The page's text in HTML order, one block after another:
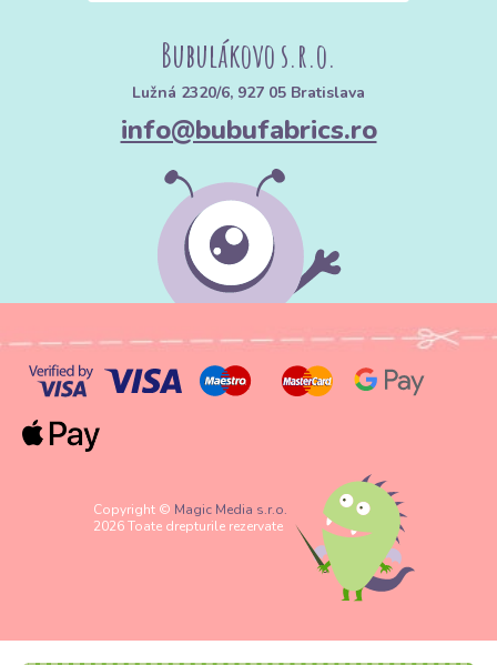
Bubulákovo s.r.o.
Lužná 2320/6, 927 05 Bratislava
info@bubufabrics.ro
Copyright © Magic Media s.r.o.
2026 Toate drepturile rezervate